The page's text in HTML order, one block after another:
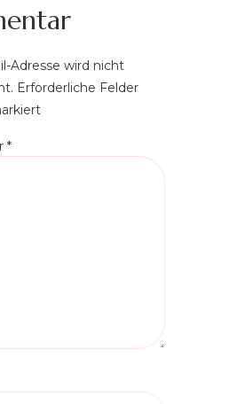
Adresse wird nicht
Erforderliche Felder
*